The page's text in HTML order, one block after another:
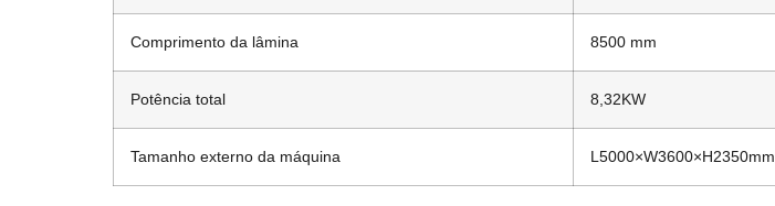
Comprimento da lâmina 8500 mm
Potência total 8,32KW
Tamanho externo da máquina L5000×W3600×H2350mm